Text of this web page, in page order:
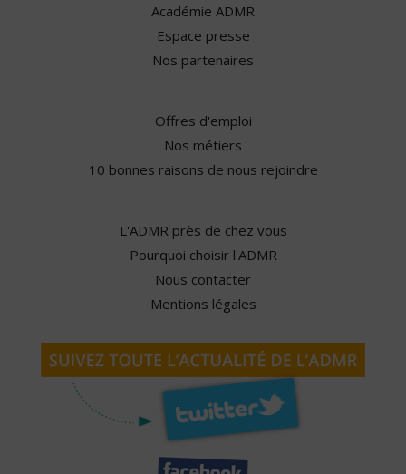
Académie ADMR
Espace presse
Nos partenaires
Offres d'emploi
Nos métiers
10 bonnes raisons de nous rejoindre
L'ADMR près de chez vous
Pourquoi choisir l'ADMR
Nous contacter
Mentions légales